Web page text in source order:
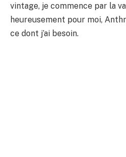
vintage, je commence par la
heureusement pour moi,
ce dont j’ai besoin.